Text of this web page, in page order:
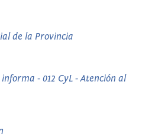
de la Provincia
- 012 CyL - Atención al